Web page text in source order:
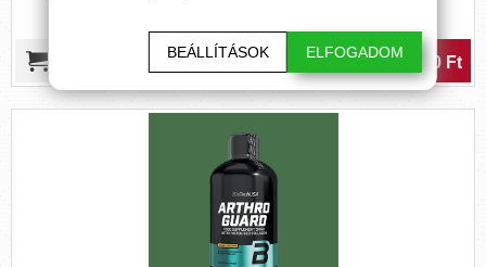
9 990 Ft
BEÁLLÍTÁSOK ELFOGADOM